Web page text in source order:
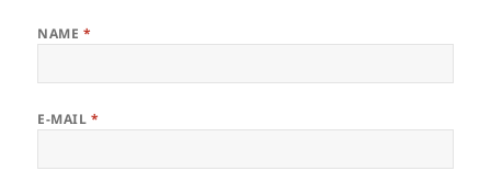
NAME *
E-MAIL *